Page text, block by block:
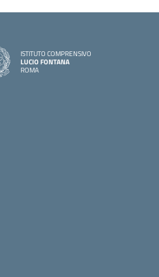
ISTITUTO COMPRENSIVO
LUCIO FONTANA
ROMA